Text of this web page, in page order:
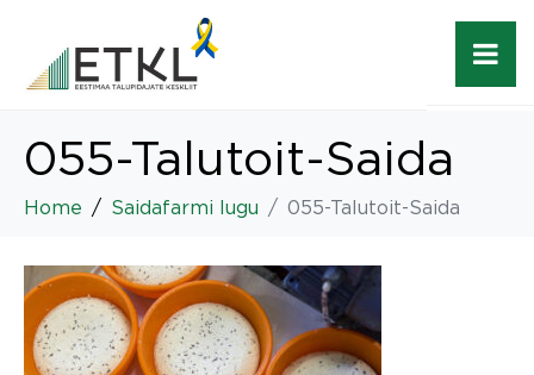
055-Talutoit-Saida
Home Saidafarmi lugu 055-Talutoit-Saida